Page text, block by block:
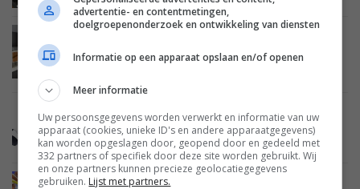
Yamaha komt met soundbar, bluetoothspeaker
ENTERTAINMENT GAMING 19 SEPTEMBER 2022
PlayStation VR2 niet backwards compatible met
originele PSVR-games
TIPS EN ADVIES ENTERTAINMENT
advertentie- en contentmetingen,
doelgroepenonderzoek en ontwikkeling van diensten
Informatie op een apparaat opslaan en/of openen
Meer informatie
Uw persoonsgegevens worden verwerkt en informatie van uw
apparaat (cookies, unieke ID's en andere apparaatgegevens)
kan worden opgeslagen door, geopend door en gedeeld met
332 partners of specifiek door deze site worden gebruikt. Wij
en onze partners kunnen precieze geolocatiegegevens
gebruiken. Lijst met partners.